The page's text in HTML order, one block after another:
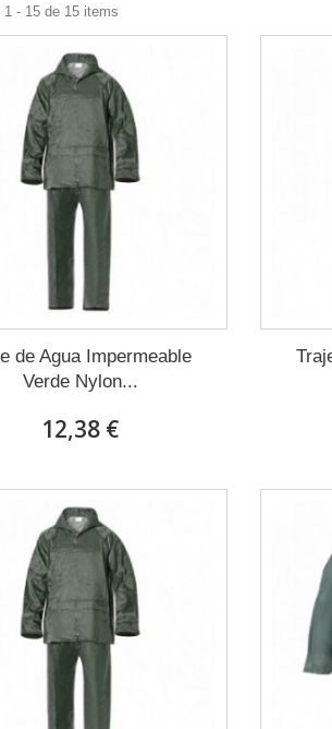
1 - 15 de 15 items
de Agua Impermeable
Verde Nylon...
12,38 €